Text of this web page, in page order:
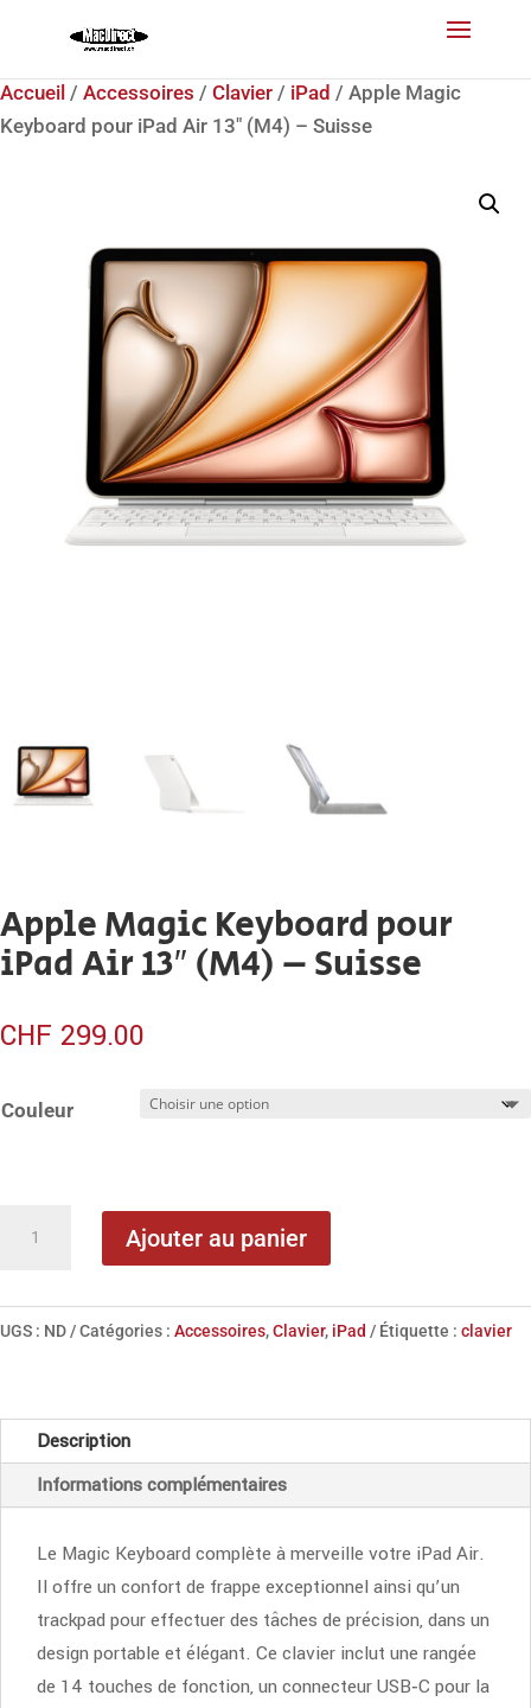
Accueil / Accessoires / Clavier / iPad / Apple Magic
Keyboard pour iPad Air 13″ (M4) – Suisse
Apple Magic Keyboard pour
iPad Air 13″ (M4) – Suisse
CHF 299.00
Couleur
Magic
iPad
Suisse
Ajouter au panier
UGS : ND Catégories : Accessoires,Clavier, iPad Étiquette : clavier
Description
Informations complémentaires
Le Magic Keyboard complète à merveille votre iPad Air.
Il offre un confort de frappe exceptionnel ainsi qu’un
trackpad pour effectuer des tâches de précision, dans un
design portable et élégant. Ce clavier inclut une rangée
de 14 touches de fonction, un connecteur USB‑C pour la